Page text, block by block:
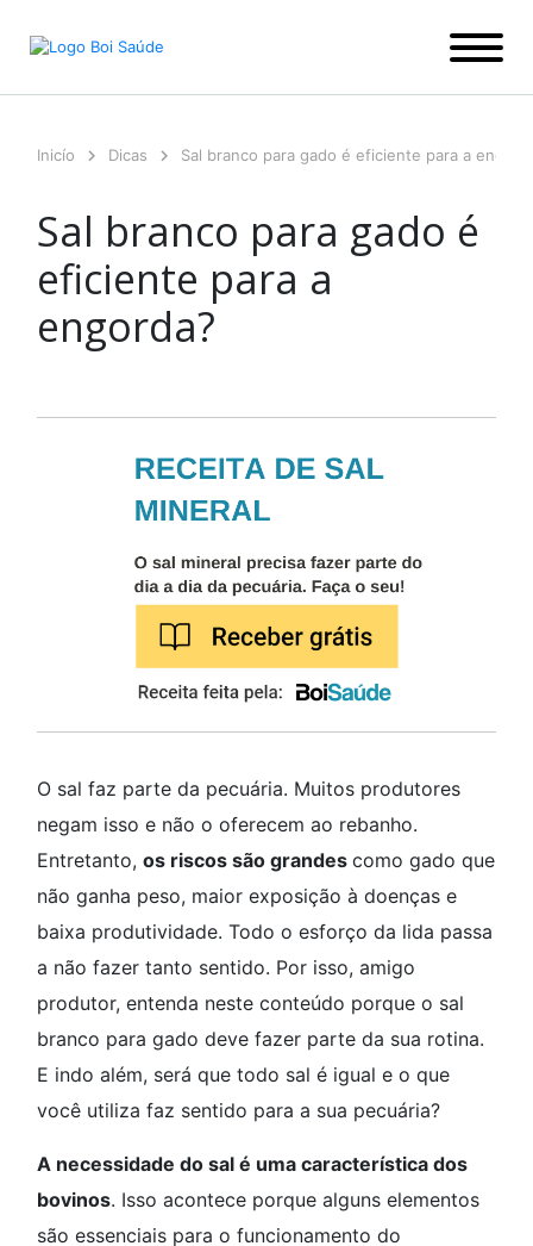
para
Inicío Dicas Sal branco para gado é eficiente para a
Sal branco para gado é
eficiente para a
engorda?
O sal faz parte da pecuária. Muitos produtores
negam isso e não o oferecem ao rebanho.
Entretanto, os riscos são grandes como gado que
não ganha peso, maior exposição à doenças e
baixa produtividade. Todo o esforço da lida passa
a não fazer tanto sentido. Por isso, amigo
produtor, entenda neste conteúdo porque o sal
branco para gado deve fazer parte da sua rotina.
E indo além, será que todo sal é igual e o que
você utiliza faz sentido para a sua pecuária?
A necessidade do sal é uma característica dos
bovinos. Isso acontece porque alguns elementos
são essenciais para o funcionamento do